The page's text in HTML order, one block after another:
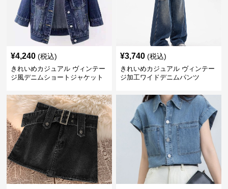
¥4,240 (税込)
きれいめカジュアル ヴィンテー
ジ風デニムショートジャケット
¥3,740 (税込)
きれいめカジュアル ヴィンテー
ジ加工ワイドデニムパンツ